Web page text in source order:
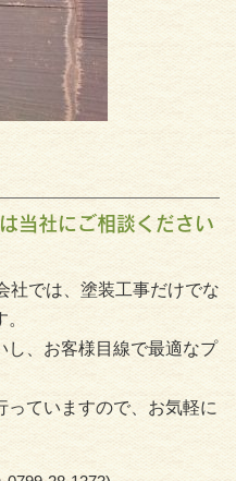
当社にご相談ください
社では、塗装工事だけでな
し、お客様目線で最適なプ
っていますので、お気軽に